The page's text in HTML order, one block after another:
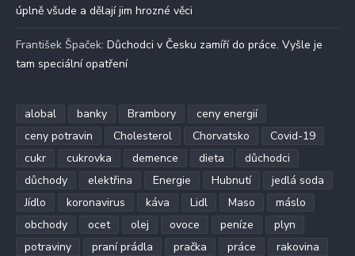
úplně všude a dělají jim hrozné věci
František Špaček: Důchodci v Česku zamíří do práce. Vyšle je
tam speciální opatření
alobal banky Brambory
ceny energií
ceny potravin
Cholesterol Chorvatsko
Covid-19
cukr
cukrovka demence dieta
důchodci
důchody
elektřina Energie Hubnutí
jedlá soda
Jídlo
koronavirus káva Lidl Maso
máslo
obchody
ocet olej ovoce peníze
plyn
potraviny
praní prádla pračka práce
rakovina